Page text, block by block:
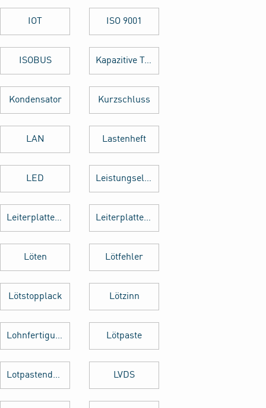
IOT ISO 9001
ISOBUS Kapazitive Tasten
Kondensator Kurzschluss
LAN Lastenheft
LED Leistungselektronik
Leiterplattenbestückung Leiterplattenentflechtung
Löten Lötfehler
Lötstopplack Lötzinn
Lohnfertigung Lötpaste
Lotpastendruck LVDS